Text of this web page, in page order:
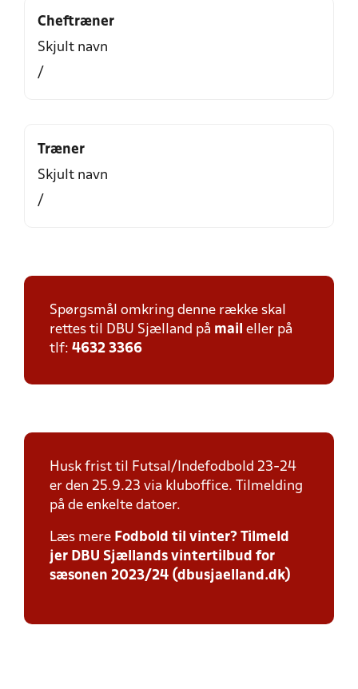
Cheftræner
Skjult navn
/
Træner
Skjult navn
/
Spørgsmål omkring denne række skal
rettes til DBU Sjælland på mail eller på
tlf: 4632 3366
Husk frist til Futsal/Indefodbold 23-24
er den 25.9.23 via kluboffice. Tilmelding
på de enkelte datoer.
Læs mere Fodbold til vinter? Tilmeld
jer DBU Sjællands vintertilbud for
sæsonen 2023/24 (dbusjaelland.dk)